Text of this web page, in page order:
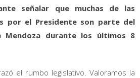
señalar que muchas de las
por el Presidente son parte del
Mendoza durante los últimos 8
el rumbo legislativo. Valoramos la